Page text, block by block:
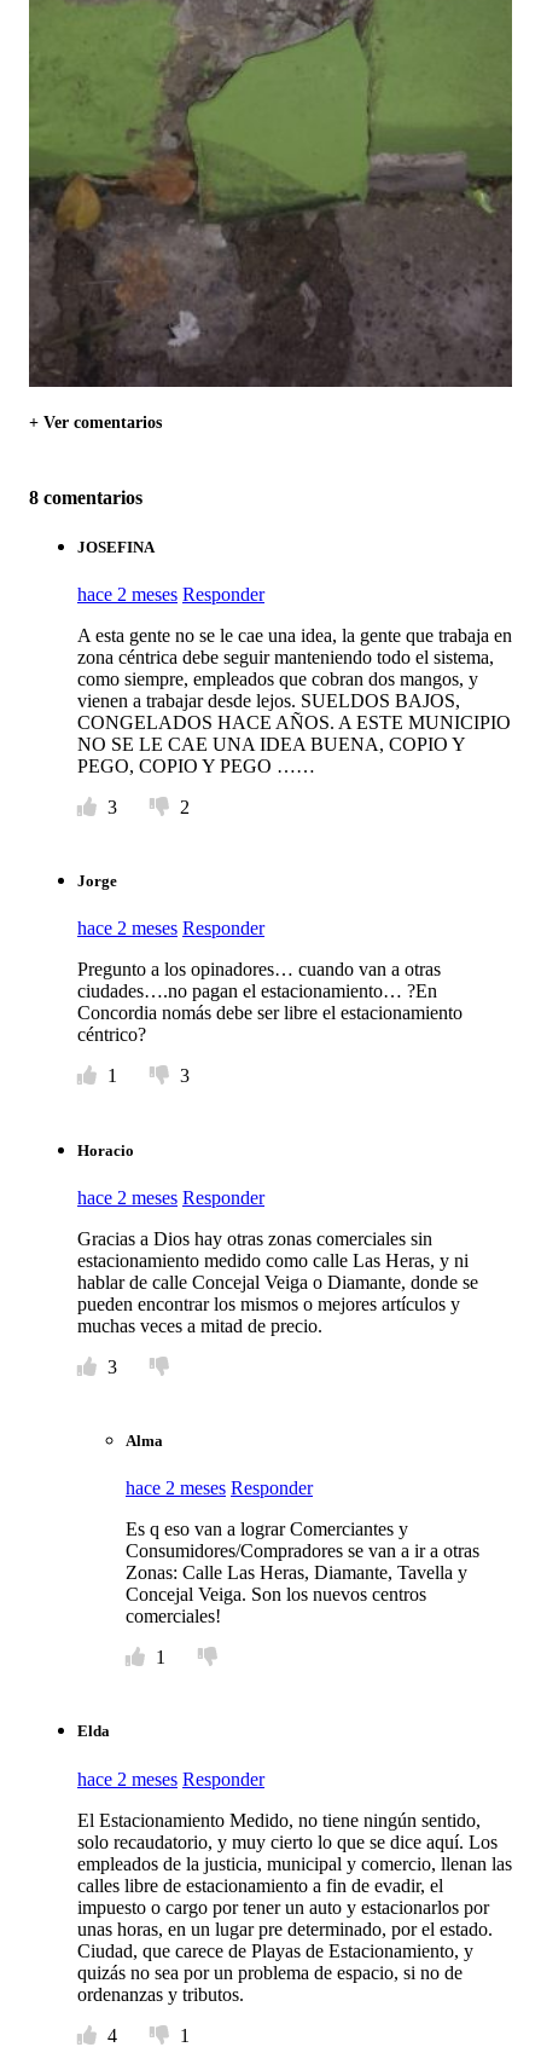
+ Ver comentarios
8 comentarios
JOSEFINA
hace 2 meses Responder
A esta gente no se le cae una idea, la gente que trabaja en
zona céntrica debe seguir manteniendo todo el sistema,
como siempre, empleados que cobran dos mangos, y
vienen a trabajar desde lejos. SUELDOS BAJOS,
CONGELADOS HACE AÑOS. A ESTE MUNICIPIO
NO SE LE CAE UNA IDEA BUENA, COPIO Y
PEGO, COPIO Y PEGO ……
3
2
Jorge
hace 2 meses Responder
Pregunto a los opinadores… cuando van a otras
ciudades….no pagan el estacionamiento… ?En
Concordia nomás debe ser libre el estacionamiento
céntrico?
1
3
Horacio
hace 2 meses Responder
Gracias a Dios hay otras zonas comerciales sin
estacionamiento medido como calle Las Heras, y ni
hablar de calle Concejal Veiga o Diamante, donde se
pueden encontrar los mismos o mejores artículos y
muchas veces a mitad de precio.
3
Alma
hace 2 meses Responder
Es q eso van a lograr Comerciantes y
Consumidores/Compradores se van a ir a otras
Zonas: Calle Las Heras, Diamante, Tavella y
Concejal Veiga. Son los nuevos centros
comerciales!
1
Elda
hace 2 meses Responder
El Estacionamiento Medido, no tiene ningún sentido,
solo recaudatorio, y muy cierto lo que se dice aquí. Los
empleados de la justicia, municipal y comercio, llenan las
calles libre de estacionamiento a fin de evadir, el
impuesto o cargo por tener un auto y estacionarlos por
unas horas, en un lugar pre determinado, por el estado.
Ciudad, que carece de Playas de Estacionamiento, y
quizás no sea por un problema de espacio, si no de
ordenanzas y tributos.
4
1